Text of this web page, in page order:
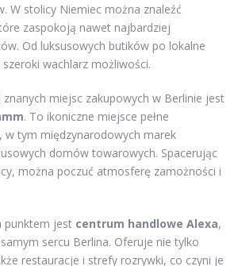
W stolicy Niemiec można znaleźć
zaspokoją nawet najbardziej
Od luksusowych butików po lokalne
wachlarz możliwości.
znanych miejsc zakupowych w Berlinie jest
. To ikoniczne miejsce pełne
w tym międzynarodowych marek
domów towarowych. Spacerując
można poczuć atmosferę zamożności i
punktem jest centrum handlowe Alexa,
sercu Berlina. Oferuje nie tylko
restauracje i strefy rozrywki, co czyni je